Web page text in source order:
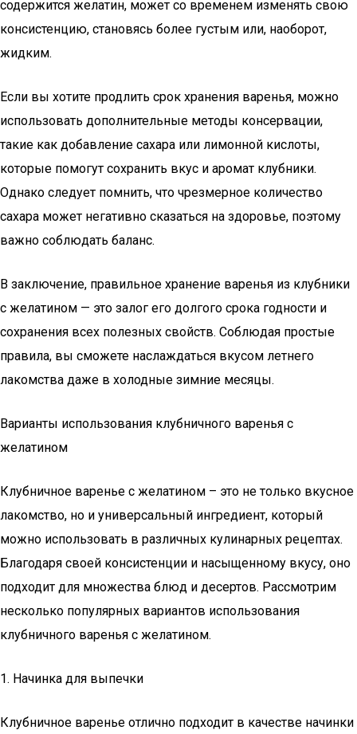
содержится желатин, может со временем изменять свою
консистенцию, становясь более густым или, наоборот,
жидким.
Если вы хотите продлить срок хранения варенья, можно
использовать дополнительные методы консервации,
такие как добавление сахара или лимонной кислоты,
которые помогут сохранить вкус и аромат клубники.
Однако следует помнить, что чрезмерное количество
сахара может негативно сказаться на здоровье, поэтому
важно соблюдать баланс.
В заключение, правильное хранение варенья из клубники
с желатином — это залог его долгого срока годности и
сохранения всех полезных свойств. Соблюдая простые
правила, вы сможете наслаждаться вкусом летнего
лакомства даже в холодные зимние месяцы.
Варианты использования клубничного варенья с
желатином
Клубничное варенье с желатином – это не только вкусное
лакомство, но и универсальный ингредиент, который
можно использовать в различных кулинарных рецептах.
Благодаря своей консистенции и насыщенному вкусу, оно
подходит для множества блюд и десертов. Рассмотрим
несколько популярных вариантов использования
клубничного варенья с желатином.
1. Начинка для выпечки
Клубничное варенье отлично подходит в качестве начинки